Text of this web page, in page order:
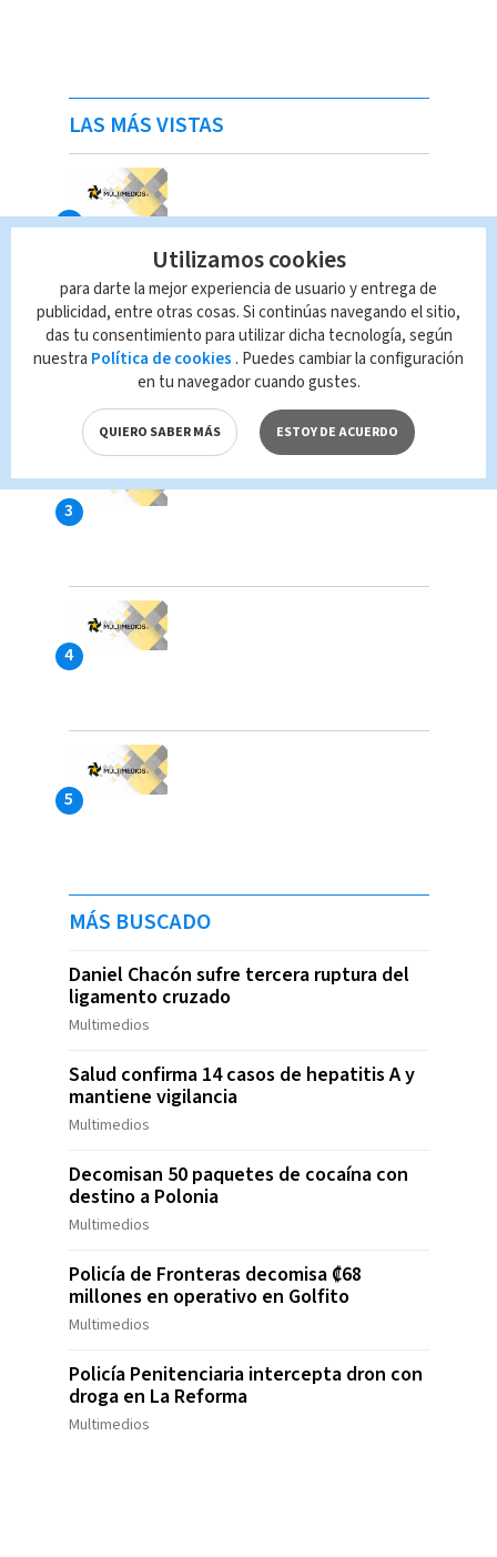
LAS MÁS VISTAS
MÁS BUSCADO
Daniel Chacón sufre tercera ruptura del
ligamento cruzado
Multimedios
Salud confirma 14 casos de hepatitis A y
mantiene vigilancia
Multimedios
Decomisan 50 paquetes de cocaína con
destino a Polonia
Multimedios
Policía de Fronteras decomisa ₡68
millones en operativo en Golfito
Multimedios
Policía Penitenciaria intercepta dron con
droga en La Reforma
Multimedios
Utilizamos cookies
para darte la mejor experiencia de usuario y entrega de
publicidad, entre otras cosas. Si continúas navegando el sitio,
das tu consentimiento para utilizar dicha tecnología, según
nuestra Política de cookies . Puedes cambiar la configuración
en tu navegador cuando gustes.
QUIERO SABER MÁS ESTOY DE ACUERDO